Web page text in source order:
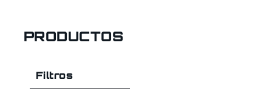
PRODUCTOS
Filtros